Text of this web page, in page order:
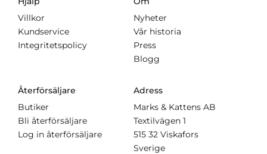
Villkor
Kundservice
Integritetspolicy
Nyheter
Vår historia
Press
Blogg
Återförsäljare
Butiker
Bli återförsäljare
Log in återförsäljare
Adress
Marks & Kattens AB
Textilvägen 1
515 32 Viskafors
Sverige